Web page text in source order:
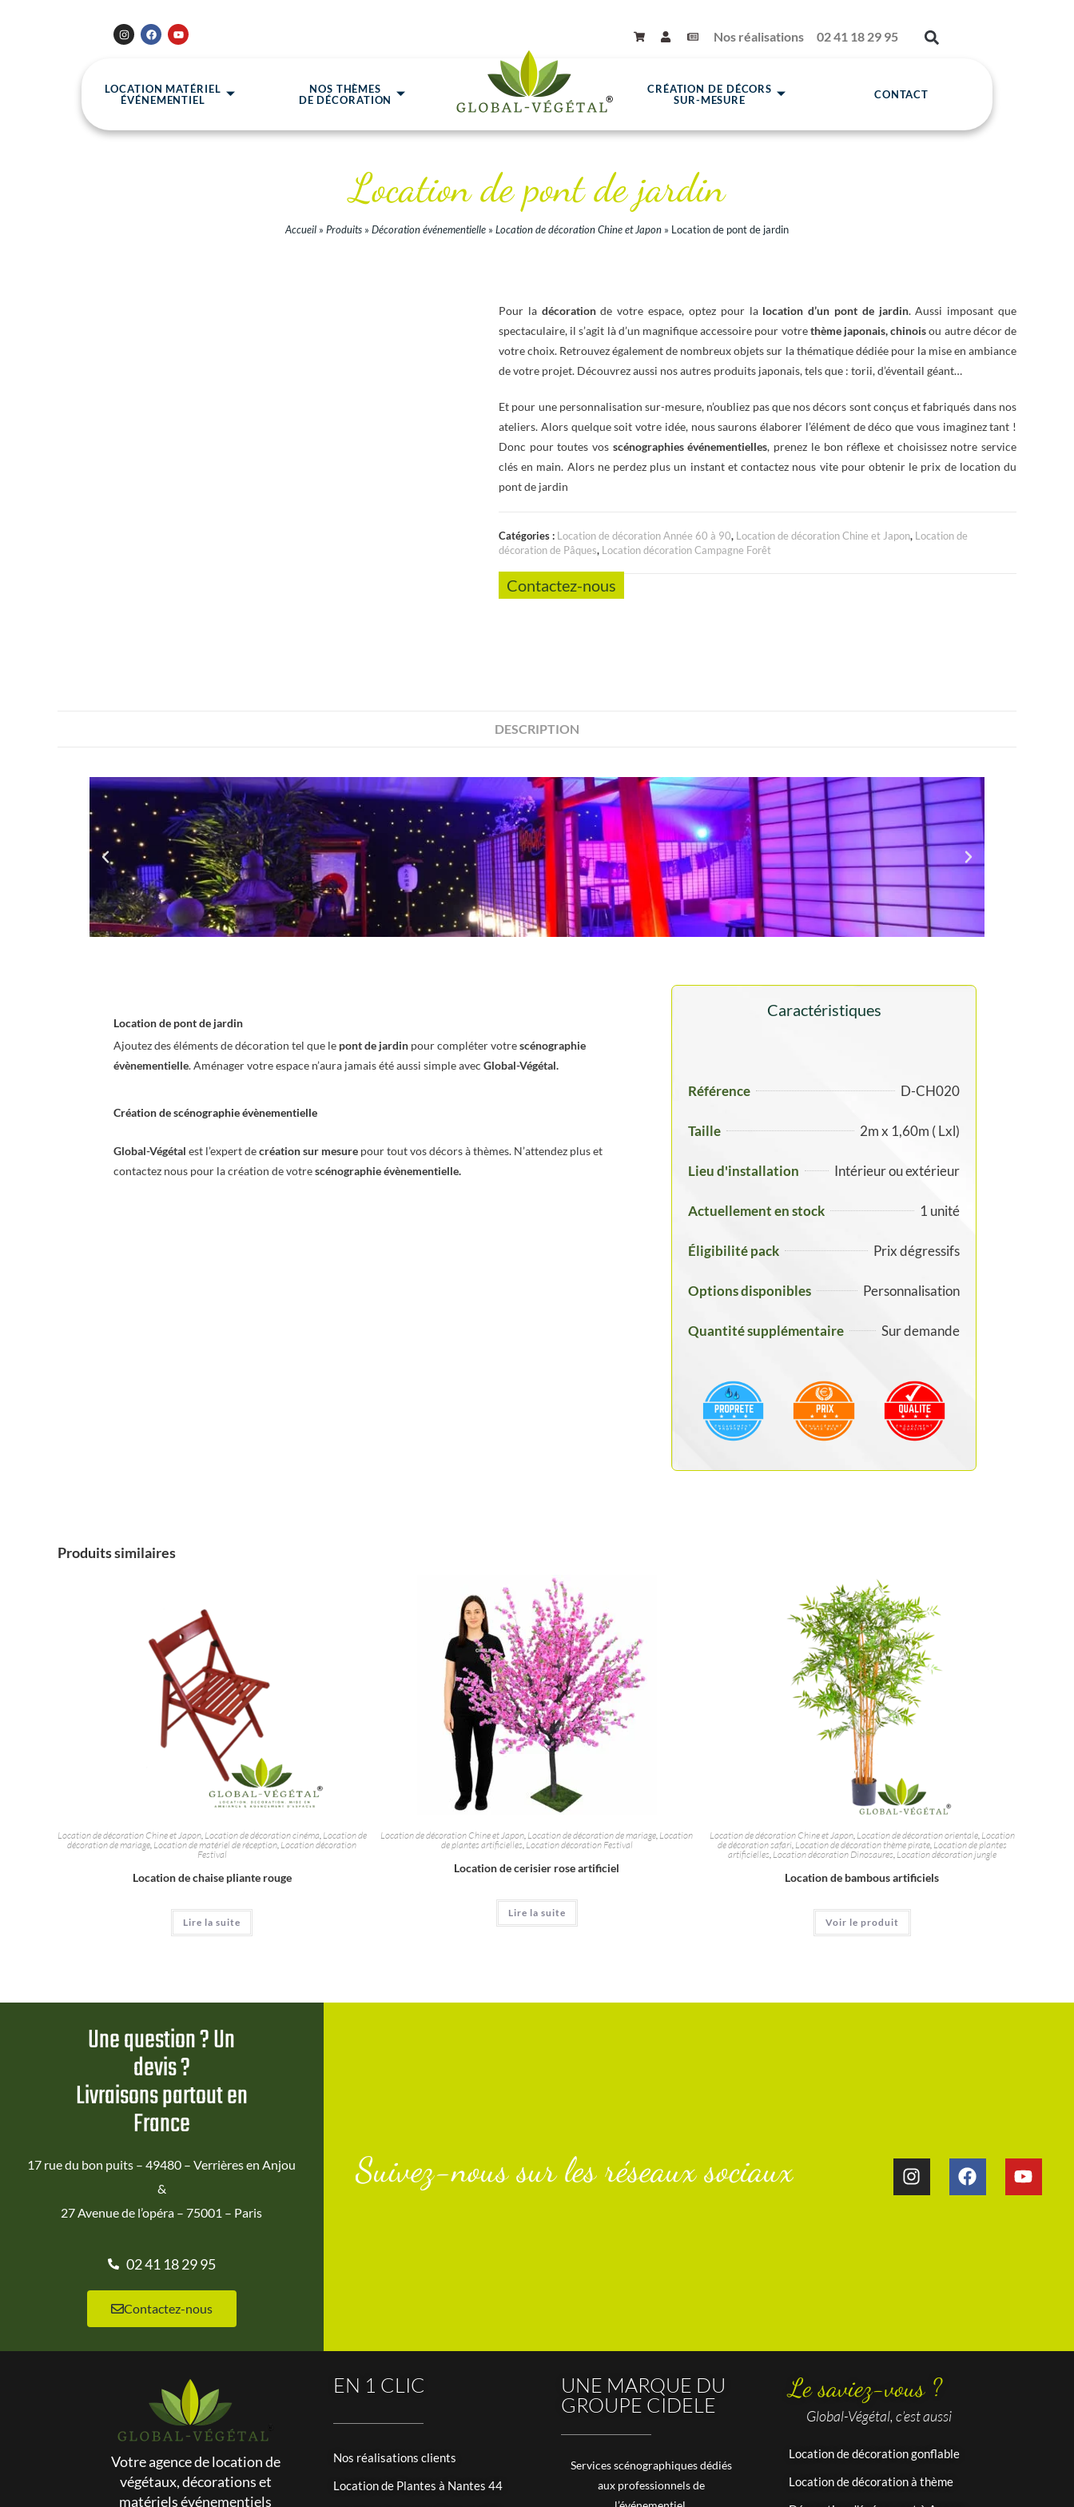
Nos réalisations 02 41 18 29 95
LOCATION MATÉRIEL
ÉVÉNEMENTIEL
NOS THÈMES
DE DÉCORATION
CRÉATION DE DÉCORS
SUR-MESURE
CONTACT
Location de pont de jardin
Accueil » Produits » Décoration événementielle » Location de décoration Chine et Japon » Location de pont de jardin
Pour la décorationde votre espace, optez pour la location d’un pont de jardin. Aussi imposant que
spectaculaire, il s’agit là d’un magnifique accessoire pour votrethème japonais, chinoisou autre décor de
votre choix. Retrouvez également de nombreux objets sur la thématique dédiée pour la mise en ambiance
de votre projet. Découvrez aussi nos autres produits japonais, tels que : torii, d’éventail géant…
Et pour une personnalisation sur-mesure, n’oubliez pas que nos décors sont conçus et fabriqués dans nos
ateliers. Alors quelque soit votre idée, nous saurons élaborer l’élément de déco que vous imaginez tant !
Donc pour toutes vos scénographies événementielles, prenez le bon réflexe et choisissez notre service
clés en main. Alors ne perdez plus un instant et contactez nous vite pour obtenir le prix de location du
pont de jardin
Catégories : Location de décoration Année 60 à 90, Location de décoration Chine et Japon, Location de
décoration de Pâques, Location décoration Campagne Forêt
Contactez-nous
DESCRIPTION
Location de pont de jardin
Ajoutez des éléments de décoration tel que le pont de jardin pour compléter votrescénographie
évènementielle. Aménager votre espace n’aura jamais été aussi simple avec Global-Végétal.
Création de scénographie évènementielle
Global-Végétal est l’expert decréation sur mesure pour tout vos décors à thèmes. N’attendez plus et
contactez nous pour la création de votrescénographie évènementielle.
Caractéristiques
Référence D-CH020
Taille 2m x 1,60m ( Lxl)
Lieu d'installation Intérieur ou extérieur
Actuellement en stock 1 unité
Éligibilité pack Prix dégressifs
Options disponibles Personnalisation
Quantité supplémentaire Sur demande
Produits similaires
Location de décoration Chine et Japon, Location de décoration cinéma, Location de
décoration de mariage, Location de matériel de réception, Location décoration
Festival
Location de chaise pliante rouge
Lire la suite
Location de décoration Chine et Japon, Location de décoration de mariage, Location
de plantes artificielles, Location décoration Festival
Location de cerisier rose artificiel
Lire la suite
Location de décoration Chine et Japon, Location de décoration orientale, Location
de décoration safari, Location de décoration thème pirate, Location de plantes
artificielles, Location décoration Dinosaures, Location décoration jungle
Location de bambous artificiels
Voir le produit
Une question ? Un
devis ?
Livraisons partout en
France
17 rue du bon puits – 49480 – Verrières en Anjou
&
27 Avenue de l’opéra – 75001 – Paris
02 41 18 29 95
Contactez-nous
Suivez-nous sur les réseaux sociaux​
Votre agence de location de
végétaux, décorations et
matériels événementiels
EN 1 CLIC
Nos réalisations clients
Location de Plantes à Nantes 44
UNE MARQUE DU
GROUPE CIDELE
Services scénographiques dédiés
aux professionnels de
Le saviez-vous ?
Global-Végétal, c’est aussi
Location de décoration gonflable
Location de décoration à thème